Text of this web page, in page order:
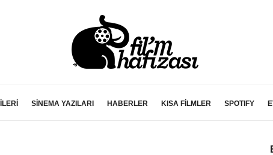
SİNEMA YAZILARI HABERLER KISA FİLMLER SPOTIFY